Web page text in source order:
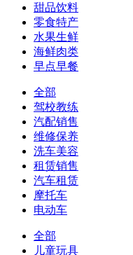
甜品饮料
零食特产
水果生鲜
海鲜肉类
早点早餐
全部
驾校教练
汽配销售
维修保养
洗车美容
租赁销售
汽车租赁
摩托车
电动车
全部
儿童玩具